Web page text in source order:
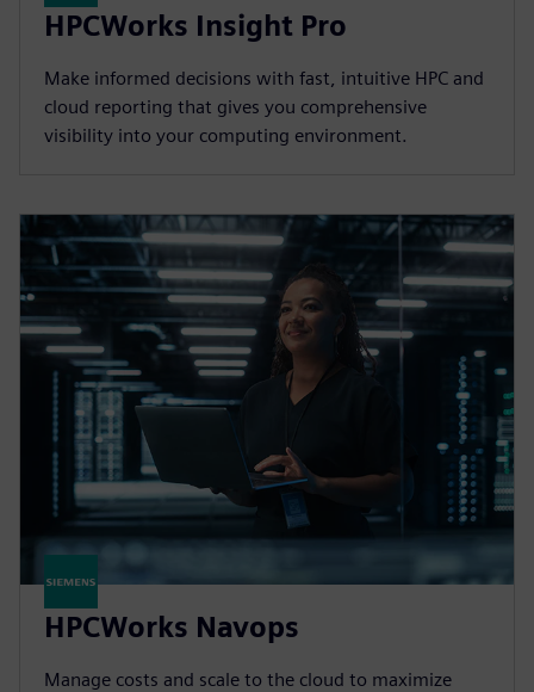
HPCWorks Insight Pro
Make informed decisions with fast, intuitive HPC and
cloud reporting that gives you comprehensive
visibility into your computing environment.
HPCWorks Navops
Manage costs and scale to the cloud to maximize